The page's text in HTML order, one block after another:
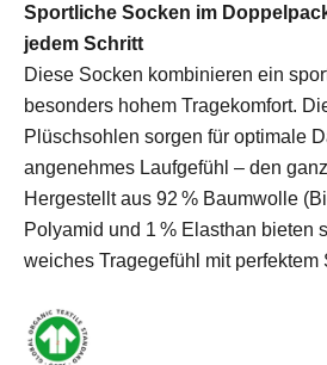
Sportliche Socken im
jedem Schritt
Diese Socken kombinieren ein
besonders hohem Tragekomfort.
Plüschsohlen sorgen für optimale
angenehmes Laufgefühl – den
Hergestellt aus 92 % Baumwolle
Polyamid und 1 % Elasthan bieten
weiches Tragegefühl mit perfektem